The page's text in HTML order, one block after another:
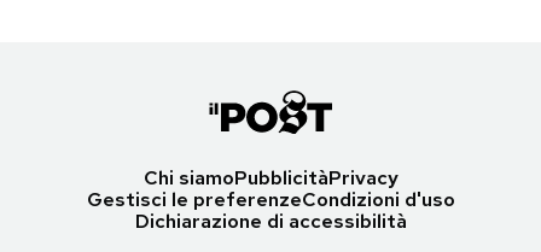
Chi siamoPubblicitàPrivacy
Gestisci le preferenzeCondizioni d'uso
Dichiarazione di accessibilità